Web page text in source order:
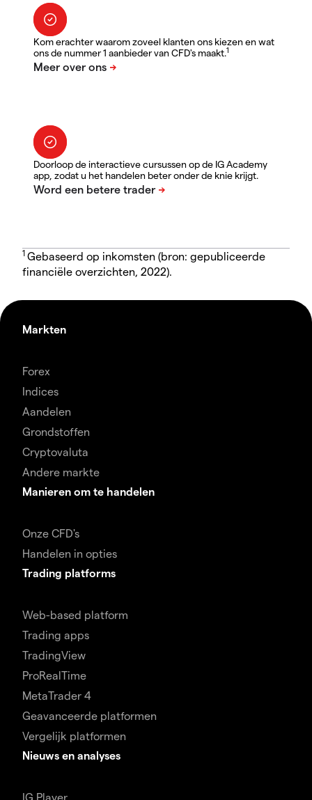
Kom erachter waarom zoveel klanten ons kiezen en wat
ons de nummer 1 aanbieder van CFD's maakt.1
Doorloop de interactieve cursussen op de IG Academy
app, zodat u het handelen beter onder de knie krijgt.
1 Gebaseerd op inkomsten (bron: gepubliceerde
financiële overzichten, 2022).
Markten
Forex
Indices
Aandelen
Grondstoffen
Cryptovaluta
Andere markte
Manieren om te handelen
Onze CFD's
Handelen in opties
Trading platforms
Web-based platform
Trading apps
TradingView
ProRealTime
MetaTrader 4
Geavanceerde platformen
Vergelijk platformen
Nieuws en analyses
IG Player